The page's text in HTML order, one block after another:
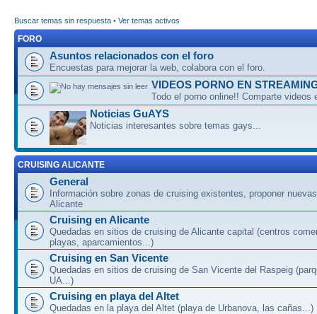
Buscar temas sin respuesta • Ver temas activos
FORO
Asuntos relacionados con el foro
Encuestas para mejorar la web, colabora con el foro.
VIDEOS PORNO EN
Todo el porno online!! Comparte videos
Noticias GuAYS
Noticias interesantes sobre temas gays...
CRUISING ALICANTE
General
Información sobre zonas de cruising existentes, proponer
Alicante
Cruising en Alicante
Quedadas en sitios de cruising de Alicante capital (centros
playas, aparcamientos...)
Cruising en San Vicente
Quedadas en sitios de cruising de San Vicente del Raspeig
UA...)
Cruising en playa del Altet
Quedadas en la playa del Altet (playa de Urbanova, las cañas...)